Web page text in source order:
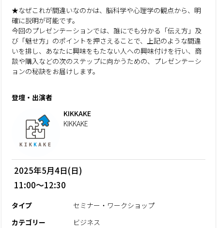
★なぜこれが間違いなのかは、脳科学や心理学の観点から、明
確に説明が可能です。
今回のプレゼンテーションでは、誰にでも分かる「伝え方」及
び「魅せ方」のポイントを押さえることで、上記のような間違
いを排し、あなたに興味をもたない人への興味付けを行い、商
談や購入などの次のステップに向かうための、プレゼンテーシ
ョンの秘訣をお届けします。
登壇・出演者
KIKKAKE
KIKKAKE
2025年5月4日(日)
11:00～12:30
タイプ
セミナー・ワークショップ
カテゴリー
ビジネス